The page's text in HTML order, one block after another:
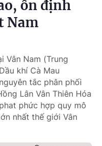
ổn định
Nam
Vân Nam (Trung
khí Cà Mau
tắc phân phối
Lân Vân Thiên Hóa
phức hợp quy mô
nhất thế giới Vân